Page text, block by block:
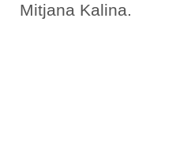
Mitjana Kalina.